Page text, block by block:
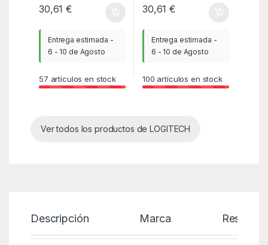
30,61€
Entrega estimada -
6 - 10 de Agosto
57 artículos en stock
30,61€
Entrega estimada -
6 - 10 de Agosto
100 artículos en stock
Ver todos los productos de LOGITECH
Descripción Marca Reseñas